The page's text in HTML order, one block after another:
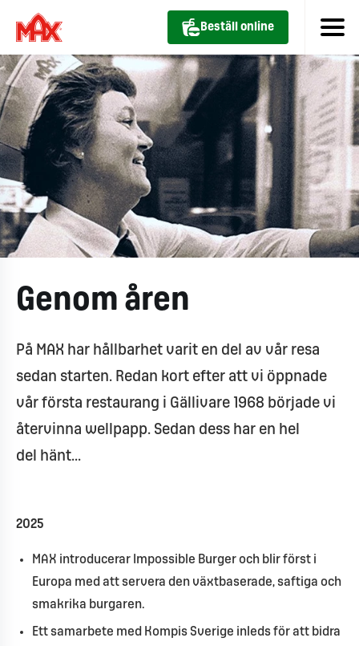
Beställ online
Genom åren
På MAX har hållbarhet varit en del av vår resa
sedan starten. Redan kort efter att vi öppnade
vår första restaurang i Gällivare 1968 började vi
återvinna wellpapp. Sedan dess har en hel
del
hänt...
2025
MAX introducerar Impossible Burger och blir först i
Europa med att servera den växtbaserade, saftiga och
smakrika burgaren.
Ett samarbete med Kompis Sverige inleds för att bidra